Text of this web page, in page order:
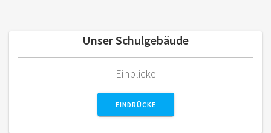
Unser Schulgebäude
Einblicke
EINDRÜCKE